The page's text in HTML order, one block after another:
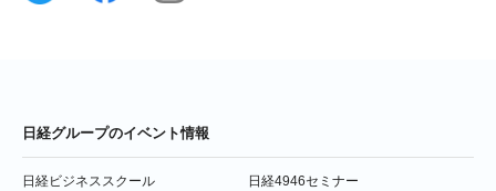
日経グループのイベント情報
日経ビジネススクール
日経4946セミナー